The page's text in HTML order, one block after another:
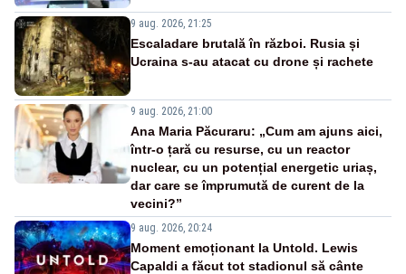
9 aug. 2026, 21:25
Escaladare brutală în război. Rusia și
Ucraina s-au atacat cu drone și rachete
9 aug. 2026, 21:00
Ana Maria Păcuraru: „Cum am ajuns aici,
într-o țară cu resurse, cu un reactor
nuclear, cu un potențial energetic uriaș,
dar care se împrumută de curent de la
vecini?”
9 aug. 2026, 20:24
Moment emoționant la Untold. Lewis
Capaldi a făcut tot stadionul să cânte